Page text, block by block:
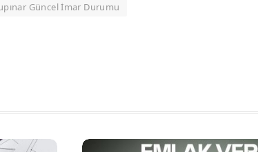
Güncel İmar Durumu